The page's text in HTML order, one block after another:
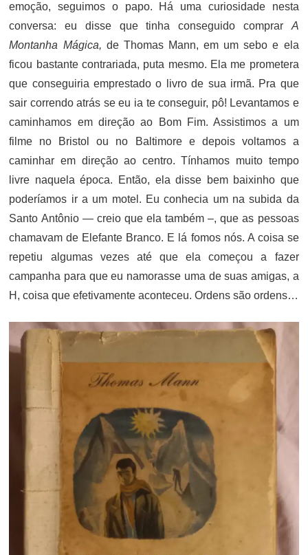
emoção, seguimos o papo. Há uma curiosidade nesta
conversa: eu disse que tinha conseguido comprar A
Montanha Mágica, de Thomas Mann, em um sebo e ela
ficou bastante contrariada, puta mesmo. Ela me prometera
que conseguiria emprestado o livro de sua irmã. Pra que
sair correndo atrás se eu ia te conseguir, pô! Levantamos e
caminhamos em direção ao Bom Fim. Assistimos a um
filme no Bristol ou no Baltimore e depois voltamos a
caminhar em direção ao centro. Tínhamos muito tempo
livre naquela época. Então, ela disse bem baixinho que
poderíamos ir a um motel. Eu conhecia um na subida da
Santo Antônio — creio que ela também –, que as pessoas
chamavam de Elefante Branco. E lá fomos nós. A coisa se
repetiu algumas vezes até que ela começou a fazer
campanha para que eu namorasse uma de suas amigas, a
H, coisa que efetivamente aconteceu. Ordens são ordens…